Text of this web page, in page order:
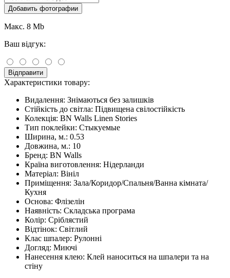
Добавить фотографии
Макс. 8 Mb
Ваш відгук:
Відправити
Характеристики товару:
Видалення: Знімаються без залишків
Стійкість до світла: Підвищена свілостійкість
Колекція: BN Walls Linen Stories
Тип поклейки: Стыкуемые
Ширина, м.: 0.53
Довжина, м.: 10
Бренд: BN Walls
Країна виготовлення: Нідерланди
Матеріал: Вініл
Приміщення: Зала/Коридор/Спальня/Ванна кімната/
Кухня
Основа: Флізелін
Наявність: Складська програма
Колір: Сріблястий
Відтінок: Світлий
Клас шпалер: Рулонні
Догляд: Миючі
Нанесення клею: Клей наноситься на шпалери та на
стіну